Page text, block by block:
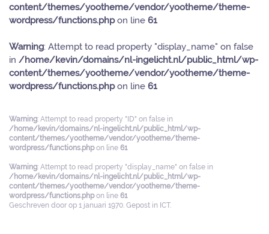
content/themes/yootheme/vendor/yootheme/theme-
wordpress/functions.phpon line 61
Warning: Attempt to read property "display_name" on false
in /home/kevin/domains/nl-ingelicht.nl/public_html/wp-
content/themes/yootheme/vendor/yootheme/theme-
wordpress/functions.phpon line 61
Warning: Attempt to read property "ID" on false in
/home/kevin/domains/nl-ingelicht.nl/public_html/wp-
content/themes/yootheme/vendor/yootheme/theme-
wordpress/functions.phpon line 61
Warning: Attempt to read property "display_name" on false in
/home/kevin/domains/nl-ingelicht.nl/public_html/wp-
content/themes/yootheme/vendor/yootheme/theme-
wordpress/functions.phpon line 61
Geschreven door op 1 januari 1970 . Gepost in ICT.